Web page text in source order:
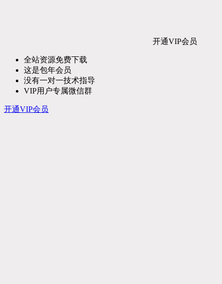
开通VIP会员
全站资源免费下载
这是包年会员
没有一对一技术指导
VIP用户专属微信群
开通VIP会员